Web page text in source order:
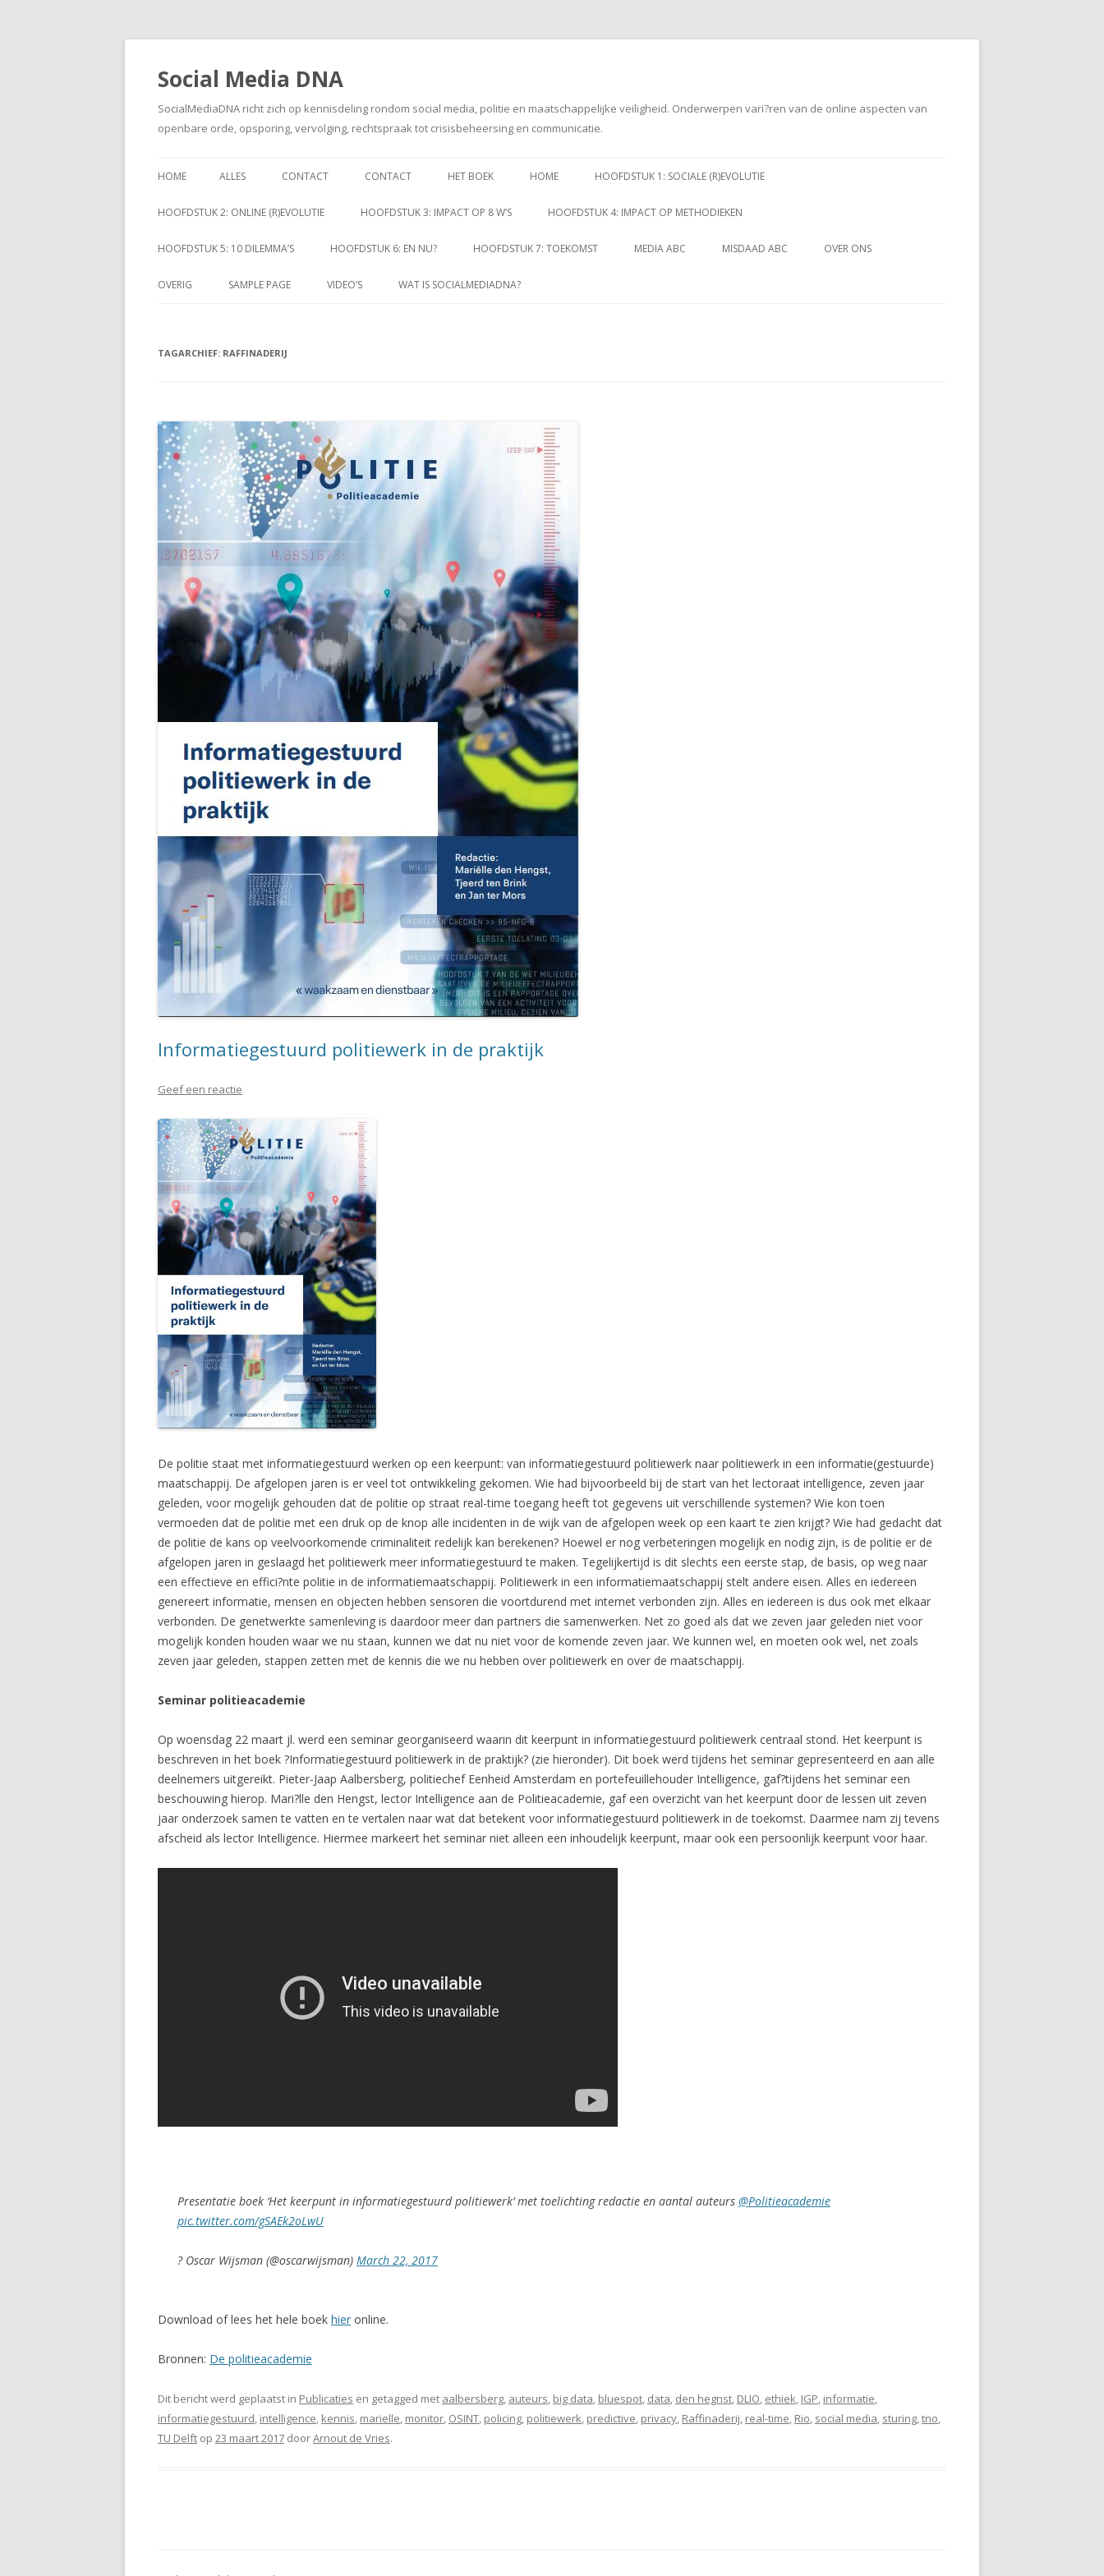
Social Media DNA
SocialMediaDNA richt zich op kennisdeling rondom social media, politie en maatschappelijke veiligheid. Onderwerpen vari?ren van de online aspecten van
openbare orde, opsporing, vervolging, rechtspraak tot crisisbeheersing en communicatie.
naar
HOME ALLES CONTACT CONTACT HET BOEK HOME HOOFDSTUK 1: SOCIALE (R)EVOLUTIE
HOOFDSTUK 2: ONLINE (R)EVOLUTIE HOOFDSTUK 3: IMPACT OP 8 W’S HOOFDSTUK 4: IMPACT OP METHODIEKEN
HOOFDSTUK 5: 10 DILEMMA’S HOOFDSTUK 6: EN NU? HOOFDSTUK 7: TOEKOMST MEDIA ABC MISDAAD ABC OVER ONS
OVERIG SAMPLE PAGE VIDEO’S WAT IS SOCIALMEDIADNA?
TAGARCHIEF: RAFFINADERIJ
Informatiegestuurd politiewerk in de praktijk
Geef een reactie
De politie staat met informatiegestuurd werken op een keerpunt: van informatiegestuurd politiewerk naar politiewerk in een informatie(gestuurde)
maatschappij. De afgelopen jaren is er veel tot ontwikkeling gekomen. Wie had bijvoorbeeld bij de start van het lectoraat intelligence, zeven jaar
geleden, voor mogelijk gehouden dat de politie op straat real-time toegang heeft tot gegevens uit verschillende systemen? Wie kon toen
vermoeden dat de politie met een druk op de knop alle incidenten in de wijk van de afgelopen week op een kaart te zien krijgt? Wie had gedacht dat
de politie de kans op veelvoorkomende criminaliteit redelijk kan berekenen? Hoewel er nog verbeteringen mogelijk en nodig zijn, is de politie er de
afgelopen jaren in geslaagd het politiewerk meer informatiegestuurd te maken. Tegelijkertijd is dit slechts een eerste stap, de basis, op weg naar
een effectieve en effici?nte politie in de informatiemaatschappij. Politiewerk in een informatiemaatschappij stelt andere eisen. Alles en iedereen
genereert informatie, mensen en objecten hebben sensoren die voortdurend met internet verbonden zijn. Alles en iedereen is dus ook met elkaar
verbonden. De genetwerkte samenleving is daardoor meer dan partners die samenwerken. Net zo goed als dat we zeven jaar geleden niet voor
mogelijk konden houden waar we nu staan, kunnen we dat nu niet voor de komende zeven jaar. We kunnen wel, en moeten ook wel, net zoals
zeven jaar geleden, stappen zetten met de kennis die we nu hebben over politiewerk en over de maatschappij.
Seminar politieacademie
Op woensdag 22 maart jl. werd een seminar georganiseerd waarin dit keerpunt in informatiegestuurd politiewerk centraal stond. Het keerpunt is
beschreven in het boek ?Informatiegestuurd politiewerk in de praktijk? (zie hieronder). Dit boek werd tijdens het seminar gepresenteerd en aan alle
deelnemers uitgereikt. Pieter-Jaap Aalbersberg, politiechef Eenheid Amsterdam en portefeuillehouder Intelligence, gaf?tijdens het seminar een
beschouwing hierop. Mari?lle den Hengst, lector Intelligence aan de Politieacademie, gaf een overzicht van het keerpunt door de lessen uit zeven
jaar onderzoek samen te vatten en te vertalen naar wat dat betekent voor informatiegestuurd politiewerk in de toekomst. Daarmee nam zij tevens
afscheid als lector Intelligence. Hiermee markeert het seminar niet alleen een inhoudelijk keerpunt, maar ook een persoonlijk keerpunt voor haar.
Presentatie boek ‘Het keerpunt in informatiegestuurd politiewerk’ met toelichting redactie en aantal auteurs @Politieacademie
pic.twitter.com/gSAEk2oLwU
? Oscar Wijsman (@oscarwijsman) March 22, 2017
Download of lees het hele boek hier online.
Bronnen: De politieacademie
Dit bericht werd geplaatst in Publicaties en getagged met aalbersberg, auteurs, big data, bluespot, data, den hegnst, DLIO, ethiek, IGP, informatie,
informatiegestuurd, intelligence, kennis, marielle, monitor, OSINT, policing, politiewerk, predictive, privacy, Raffinaderij, real-time, Rio, social media, sturing,tno,
TU Delft op 23 maart 2017 doorArnout de Vries.